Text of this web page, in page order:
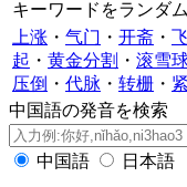
キーワードをランダ
上涨 ・ 气门 ・ 开斋 ・
起 ・ 黄金分割 ・ 滚雪
压倒 ・ 代脉 ・ 转栅 ・
中国語の発音を検索
中国語 日本語